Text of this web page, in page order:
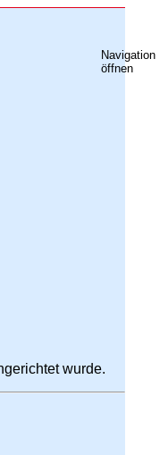
Navigation
öffnen
wurde.